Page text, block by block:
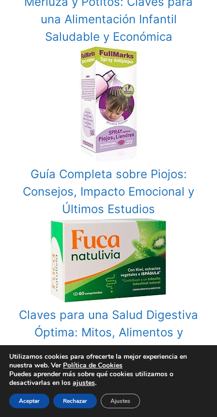
una Alimentación Infantil
Saludable y Económica
Guía Completa sobre Piojos:
Consejos, Impacto Emocional y
Últimos Estudios
Claves para una Salud Digestiva
Óptima: Mitos, Alimentos y
Consejos
Utilizamos cookies para ofrecerte la mejor experiencia en
nuestra web. Ver Política de Cookies
Puedes aprender más sobre qué cookies utilizamos o
desactivarlas en los ajustes.
Aceptar Rechazar Ajustes